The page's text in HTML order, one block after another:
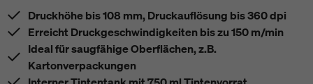
Druckhöhe bis 108 mm, Druckauflösung bis 360 dpi
Erreicht Druckgeschwindigkeiten bis zu 150 m/min
Ideal für saugfähige Oberflächen, z.B.
Kartonverpackungen